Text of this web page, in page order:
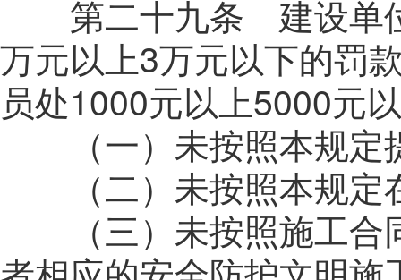
第二十九条 建设单位
万元以上3万元以下的罚
员处1000元以上5000元
（一）未按照本规定
（二）未按照本规定
（三）未按照施工合